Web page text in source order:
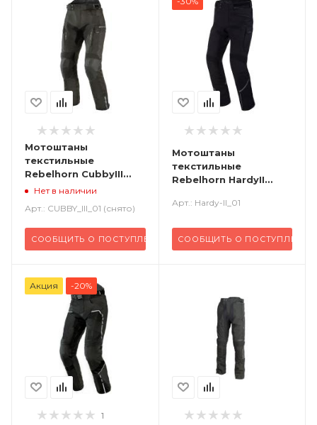
Мотоштаны
текстильные
Rebelhorn CubbyIII
черный
Нет в наличии
Арт.: CUBBY_III_01 (снято)
СООБЩИТЬ О ПОСТУПЛЕНИИ
Мотоштаны
текстильные
Rebelhorn HardyII
Арт.: Hardy-II_01
СООБЩИТЬ О ПОСТУПЛЕНИИ
Акция -20%
1